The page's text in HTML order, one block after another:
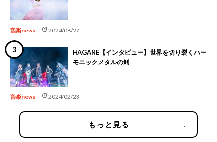
音楽news update2024/06/27
HAGANE【インタビュー】世界を切り裂くハー
モニックメタルの剣
音楽news update2024/02/23
もっと見る →